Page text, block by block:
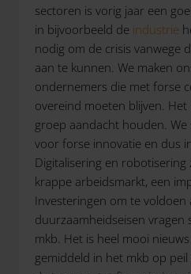
sectoren is vorig jaar een
in bijvoorbeeld de industrie
nodig om de crisis vanwege
aan te kunnen. We maken
ondernemers die met forse
overeind moeten blijven.
groep aandacht houden.
voor forse innovatie en dus
Digitalisering en robotisering
krappe arbeidsmarkt, een
Investeringen om te voldoen
duurzaamheidseisen vragen
mkb. Het is heel mooi
gemiddeld in het mkb op